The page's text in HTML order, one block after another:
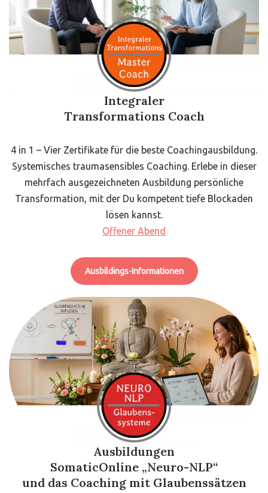
Integraler
Transformations Coach
4 in 1 – Vier Zertifikate für die beste Coachingausbildung.
Systemisches traumasensibles Coaching. Erlebe in dieser
mehrfach ausgezeichneten Ausbildung persönliche
Transformation, mit der Du kompetent tiefe Blockaden
lösen kannst.
Offener Abend
Ausbildings-Informationen
Ausbildungen
SomaticOnline „Neuro-NLP“
und das Coaching mit Glaubenssätzen